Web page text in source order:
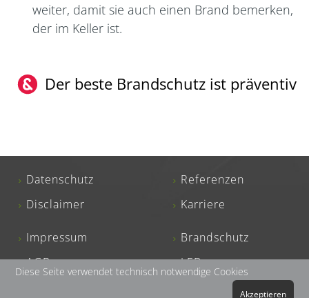
weiter, damit sie auch einen Brand bemerken,
der im Keller ist.
Der beste Brandschutz ist präventiv
Datenschutz
Disclaimer
Referenzen
Karriere
Impressum
AGB
Brandschutz
LED
Diese Seite verwendet technisch notwendige Cookies
Akzeptieren